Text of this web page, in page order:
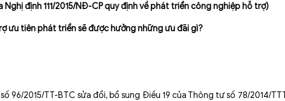
định 111/2015/NĐ-CP quy định về phát triển công nghiệp hỗ trợ)
ưu tiên phát triển sẽ được hưởng những ưu đãi gì?
96/2015/TT-BTC sửa đổi, bổ sung Điều 19 của Thông tư số 78/2014/